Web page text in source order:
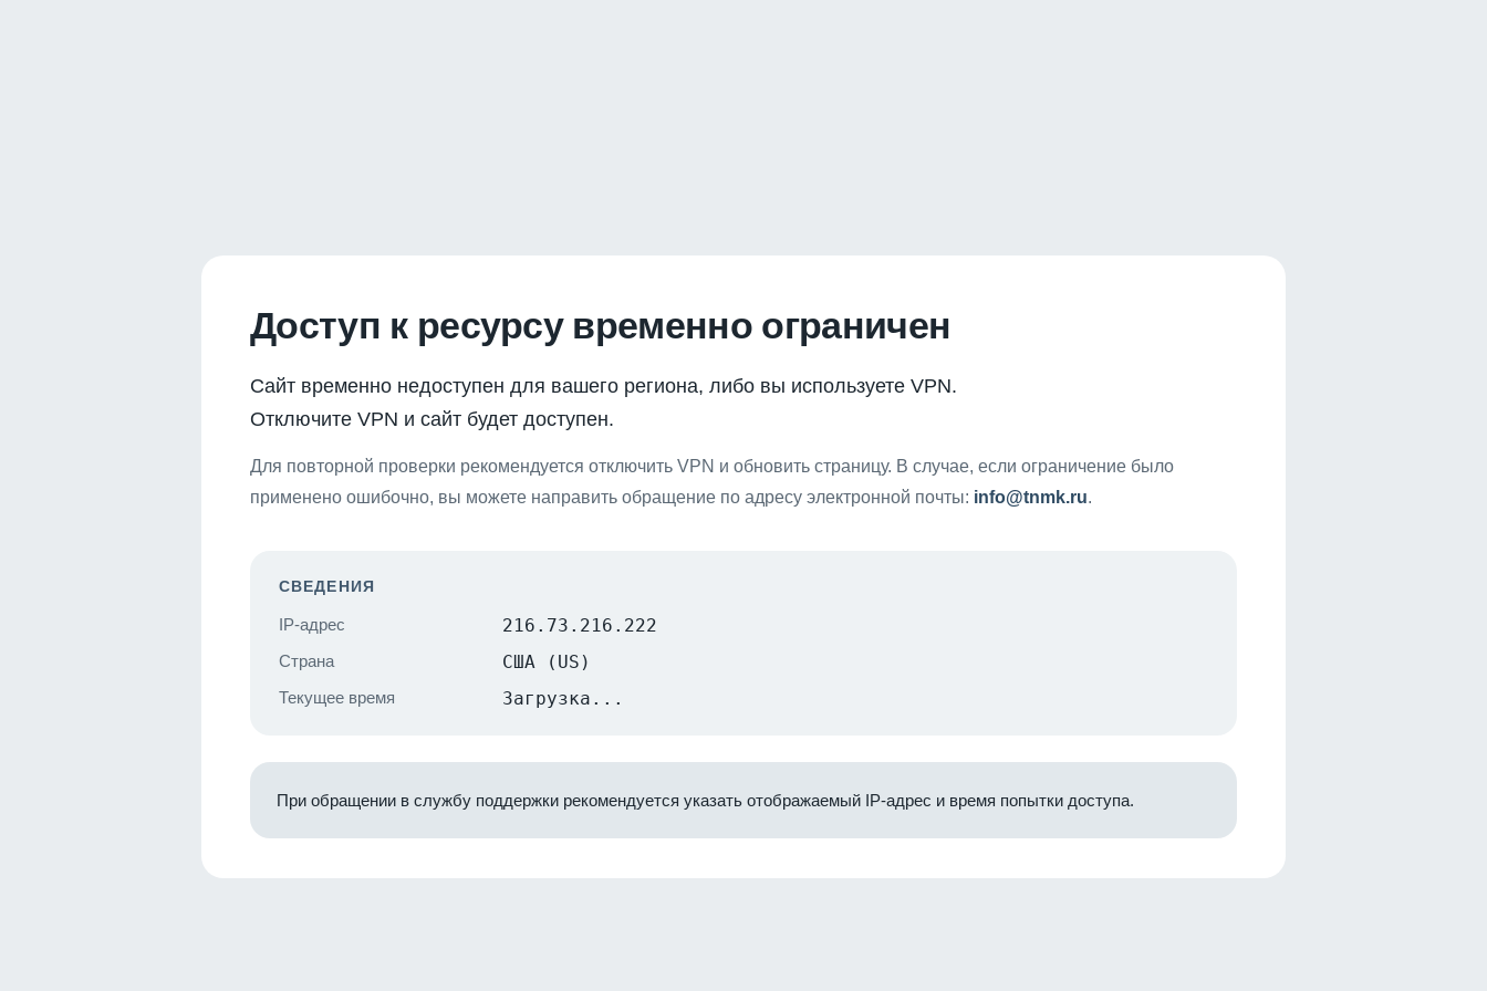
Доступ к ресурсу временно ограничен
Сайт временно недоступен для вашего региона, либо вы используете VPN.
Отключите VPN и сайт будет доступен.
Для повторной проверки рекомендуется отключить VPN и обновить страницу. В случае, если ограничение было
применено ошибочно, вы можете направить обращение по адресу электронной почты: info@tnmk.ru.
СВЕДЕНИЯ
IP-адрес 216.73.216.222
Страна США (US)
Текущее время Загрузка...
При обращении в службу поддержки рекомендуется указать отображаемый IP-адрес и время попытки доступа.